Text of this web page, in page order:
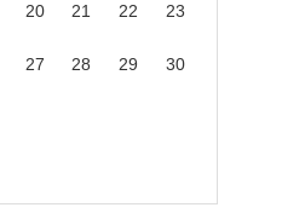
20 21 22 23
27 28 29 30